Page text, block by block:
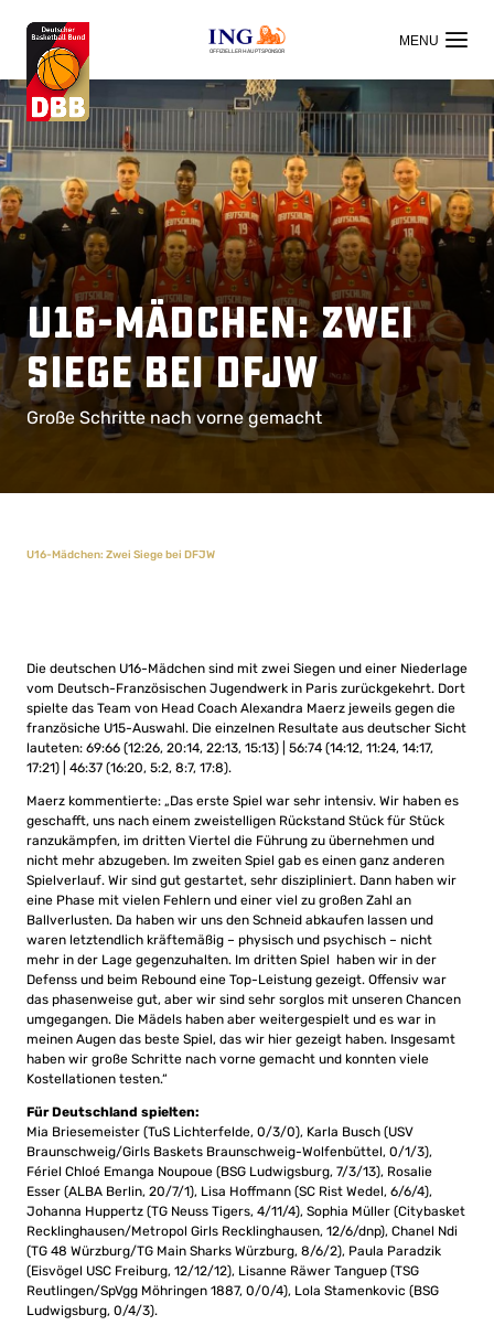
OFFIZIELLER HAUPTSPONSOR
U16-Mädchen: Zwei
Siege bei DFJW
Große Schritte nach vorne gemacht
U16-Mädchen: Zwei Siege bei DFJW
Die deutschen U16-Mädchen sind mit zwei Siegen und einer Niederlage
vom Deutsch-Französischen Jugendwerk in Paris zurückgekehrt. Dort
spielte das Team von Head Coach Alexandra Maerz jeweils gegen die
französiche U15-Auswahl. Die einzelnen Resultate aus deutscher Sicht
lauteten: 69:66 (12:26, 20:14, 22:13, 15:13) | 56:74 (14:12, 11:24, 14:17,
17:21) | 46:37 (16:20, 5:2, 8:7, 17:8).
Maerz kommentierte: „Das erste Spiel war sehr intensiv. Wir haben es
geschafft, uns nach einem zweistelligen Rückstand Stück für Stück
ranzukämpfen, im dritten Viertel die Führung zu übernehmen und
nicht mehr abzugeben. Im zweiten Spiel gab es einen ganz anderen
Spielverlauf. Wir sind gut gestartet, sehr diszipliniert. Dann haben wir
eine Phase mit vielen Fehlern und einer viel zu großen Zahl an
Ballverlusten. Da haben wir uns den Schneid abkaufen lassen und
waren letztendlich kräftemäßig – physisch und psychisch – nicht
mehr in der Lage gegenzuhalten. Im dritten Spiel haben wir in der
Defenss und beim Rebound eine Top-Leistung gezeigt. Offensiv war
das phasenweise gut, aber wir sind sehr sorglos mit unseren Chancen
umgegangen. Die Mädels haben aber weitergespielt und es war in
meinen Augen das beste Spiel, das wir hier gezeigt haben. Insgesamt
haben wir große Schritte nach vorne gemacht und konnten viele
Kostellationen testen.“
Für Deutschland spielten:
Mia Briesemeister (TuS Lichterfelde, 0/3/0), Karla Busch (USV
Braunschweig/Girls Baskets Braunschweig-Wolfenbüttel, 0/1/3),
Fériel Chloé Emanga Noupoue (BSG Ludwigsburg, 7/3/13), Rosalie
Esser (ALBA Berlin, 20/7/1), Lisa Hoffmann (SC Rist Wedel, 6/6/4),
Johanna Huppertz (TG Neuss Tigers, 4/11/4), Sophia Müller (Citybasket
Recklinghausen/Metropol Girls Recklinghausen, 12/6/dnp), Chanel Ndi
(TG 48 Würzburg/TG Main Sharks Würzburg, 8/6/2), Paula Paradzik
(Eisvögel USC Freiburg, 12/12/12), Lisanne Räwer Tanguep (TSG
Reutlingen/SpVgg Möhringen 1887, 0/0/4), Lola Stamenkovic (BSG
Ludwigsburg, 0/4/3).